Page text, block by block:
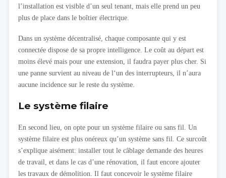
l’installation est visible d’un seul tenant, mais elle prend un peu
plus de place dans le boîtier électrique.
Dans un système décentralisé, chaque composante qui y est
connectée dispose de sa propre intelligence. Le coût au départ est
moins élevé mais pour une extension, il faudra payer plus cher. Si
une panne survient au niveau de l‘un des interrupteurs, il n’aura
aucune incidence sur le reste du système.
Le système filaire
En second lieu, on opte pour un système filaire ou sans fil. Un
système filaire est plus onéreux qu’un système sans fil. Ce surcoût
s’explique aisément: installer tout le câblage demande des heures
de travail, et dans le cas d’une rénovation, il faut encore ajouter
les travaux de démolition. Il faut concevoir le système filaire